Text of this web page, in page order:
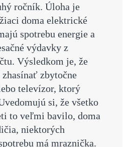
ročník. Úloha je
doma elektrické
spotrebu energie a
výdavky z
Výsledkom je, že
zbytočne
televízor, ktorý
si, že všetko
to veľmi bavilo, doma
niektorých
má mraznička.